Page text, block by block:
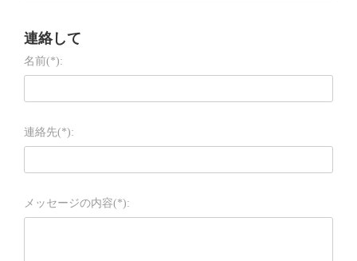
連絡して
名前(*):
連絡先(*):
メッセージの内容(*):